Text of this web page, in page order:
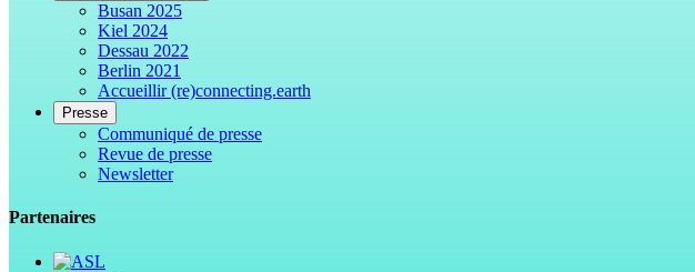
Busan 2025
Kiel 2024
Dessau 2022
Berlin 2021
Accueillir (re)connecting.earth
Presse
Communiqué de presse
Revue de presse
Newsletter
Partenaires